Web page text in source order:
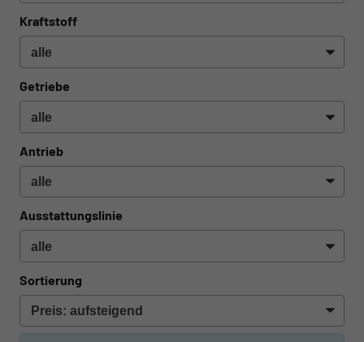
Kraftstoff
Getriebe
Antrieb
Ausstattungslinie
Sortierung